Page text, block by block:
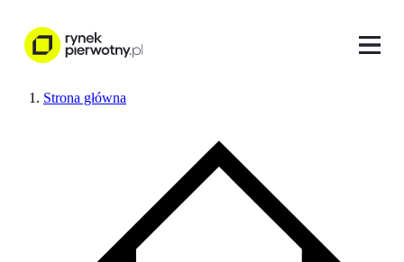
Strona główna